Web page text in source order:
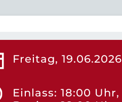
Freitag, 19.06.2026
Einlass: 18:00 Uhr,